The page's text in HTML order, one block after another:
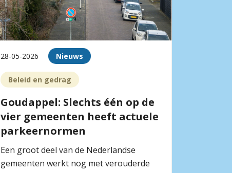
28-05-2026 Nieuws
Beleid en gedrag
Goudappel: Slechts één op de
vier gemeenten heeft actuele
parkeernormen
Een groot deel van de Nederlandse
gemeenten werkt nog met verouderde